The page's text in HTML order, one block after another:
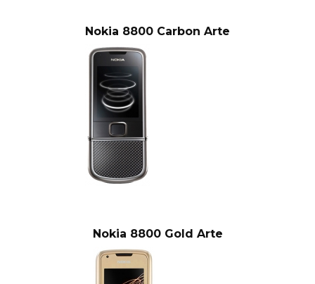
Nokia 8800 Carbon Arte
Nokia 8800 Gold Arte